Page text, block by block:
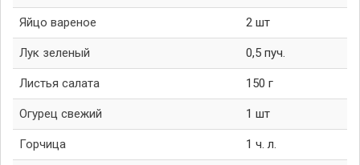
Яйцо вареное 2 шт
Лук зеленый 0,5 пуч.
Листья салата 150 г
Огурец свежий 1 шт
Горчица 1 ч. л.